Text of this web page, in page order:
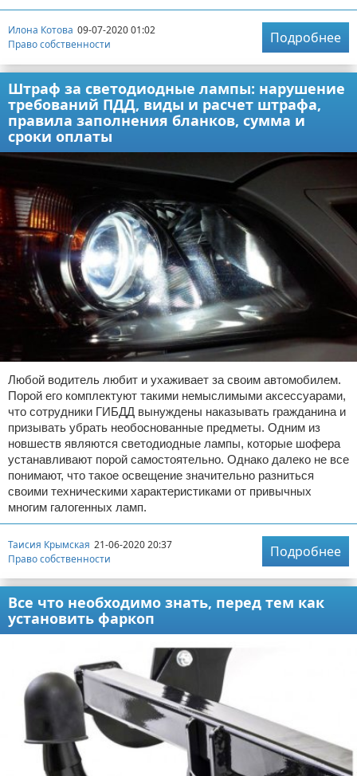
Илона Котова 09-07-2020 01:02
Право собственности
Подробнее
Штраф за светодиодные лампы: нарушение
требований ПДД, виды и расчет штрафа,
правила заполнения бланков, сумма и
сроки оплаты
Любой водитель любит и ухаживает за своим автомобилем.
Порой его комплектуют такими немыслимыми аксессуарами,
что сотрудники ГИБДД вынуждены наказывать гражданина и
призывать убрать необоснованные предметы. Одним из
новшеств являются светодиодные лампы, которые шофера
устанавливают порой самостоятельно. Однако далеко не все
понимают, что такое освещение значительно разниться
своими техническими характеристиками от привычных
многим галогенных ламп.
Таисия Крымская 21-06-2020 20:37
Право собственности
Подробнее
Все что необходимо знать, перед тем как
установить фаркоп